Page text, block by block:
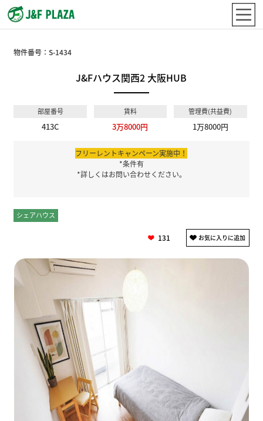
物件番号：S-1434
J&Fハウス関西2 大阪HUB
部屋番号
413C
賃料
3万8000円
管理費(共益費)
1万8000円
フリーレントキャンペーン実施中！
*条件有
*詳しくはお問い合わせください。
シェアハウス
131